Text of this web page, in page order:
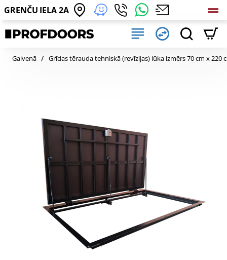
GRENČU IELA 2A
Galvenā homeGrīdas tērauda tehniskā (revīzijas) lūka izmērs 70 cm x 220